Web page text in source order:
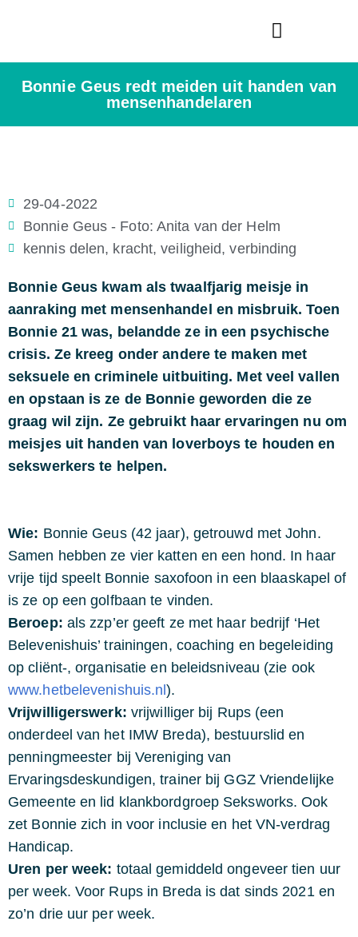
Bonnie Geus redt meiden uit handen van
mensenhandelaren
29-04-2022
Bonnie Geus - Foto: Anita van der Helm
kennis delen, kracht,veiligheid,verbinding
Bonnie Geus kwam als twaalfjarig meisje in
aanraking met mensenhandel en misbruik. Toen
Bonnie 21 was, belandde ze in een psychische
crisis. Ze kreeg onder andere te maken met
seksuele en criminele uitbuiting. Met veel vallen
en opstaan is ze de Bonnie geworden die ze
graag wil zijn. Ze gebruikt haar ervaringen nu om
meisjes uit handen van loverboys te houden en
sekswerkers te helpen.
Wie: Bonnie Geus (42 jaar), getrouwd met John.
Samen hebben ze vier katten en een hond. In haar
vrije tijd speelt Bonnie saxofoon in een blaaskapel of
is ze op een golfbaan te vinden.
Beroep: als zzp’er geeft ze met haar bedrijf ‘Het
Belevenishuis’ trainingen, coaching en begeleiding
op cliënt-, organisatie en beleidsniveau (zie ook
www.hetbelevenishuis.nl).
Vrijwilligerswerk: vrijwilliger bij Rups (een
onderdeel van het IMW Breda), bestuurslid en
penningmeester bij Vereniging van
Ervaringsdeskundigen, trainer bij GGZ Vriendelijke
Gemeente en lid klankbordgroep Seksworks. Ook
zet Bonnie zich in voor inclusie en het VN-verdrag
Handicap.
Uren per week: totaal gemiddeld ongeveer tien uur
per week. Voor Rups in Breda is dat sinds 2021 en
zo’n drie uur per week.